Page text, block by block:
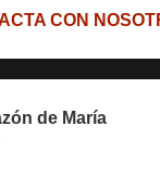
CON
de María